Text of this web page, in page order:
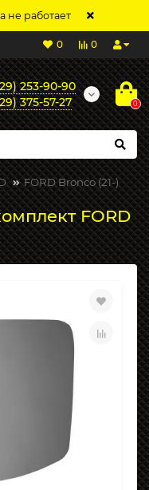
не работает
0
0
253-90-90
375-57-27
0
FORD Bronco (21-)
FORD